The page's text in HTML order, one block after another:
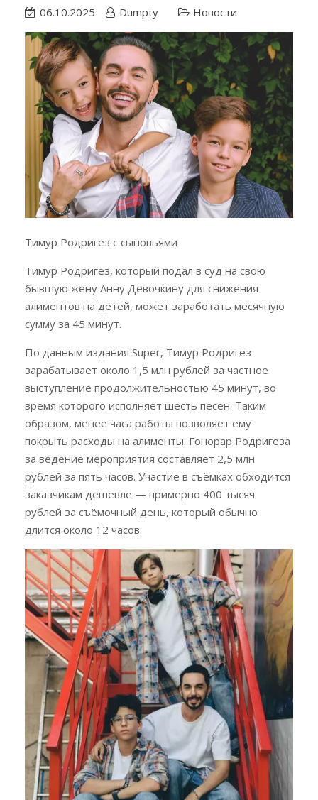
06.10.2025 Dumpty Новости
Тимур Родригез с сыновьями
Тимур Родригез, который подал в суд на свою
бывшую жену Анну Девочкину для снижения
алиментов на детей, может заработать месячную
сумму за 45 минут.
По данным издания Super, Тимур Родригез
зарабатывает около 1,5 млн рублей за частное
выступление продолжительностью 45 минут, во
время которого исполняет шесть песен. Таким
образом, менее часа работы позволяет ему
покрыть расходы на алименты. Гонорар Родригеза
за ведение мероприятия составляет 2,5 млн
рублей за пять часов. Участие в съёмках обходится
заказчикам дешевле — примерно 400 тысяч
рублей за съёмочный день, который обычно
длится около 12 часов.